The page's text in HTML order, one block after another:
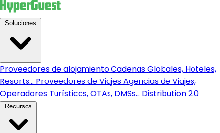
Proveedores de alojamientoCadenas Globales, Hoteles,
Resorts... Proveedores de ViajesAgencias de Viajes,
Operadores Turísticos, OTAs, DMSs... Distribution 2.0